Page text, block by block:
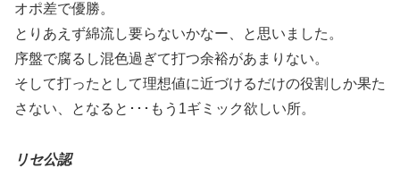
オポ差で優勝。
とりあえず綿流し要らないかなー、と思いました。
序盤で腐るし混色過ぎて打つ余裕があまりない。
そして打ったとして理想値に近づけるだけの役割しか果た
さない、となると･･･もう1ギミック欲しい所。
リセ公認